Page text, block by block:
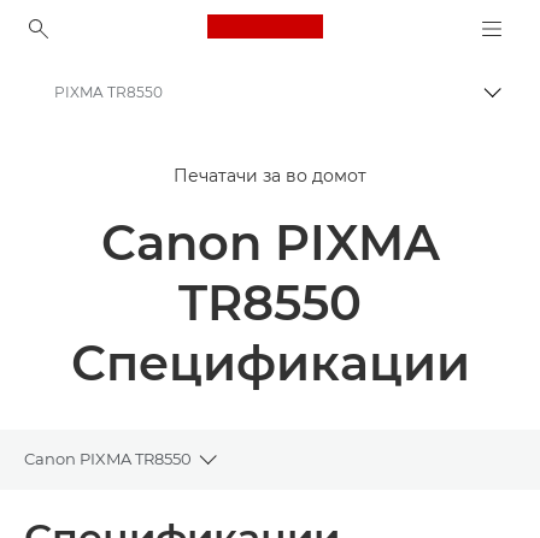
Canon Logo, back to
Печатачи од Canon
PIXMA TR8550 - Печатачи
PIXMA TR8550
Печатачи за во домот
Canon PIXMA
TR8550
Спецификации
Canon PIXMA TR8550
Toggle breadcrumbs